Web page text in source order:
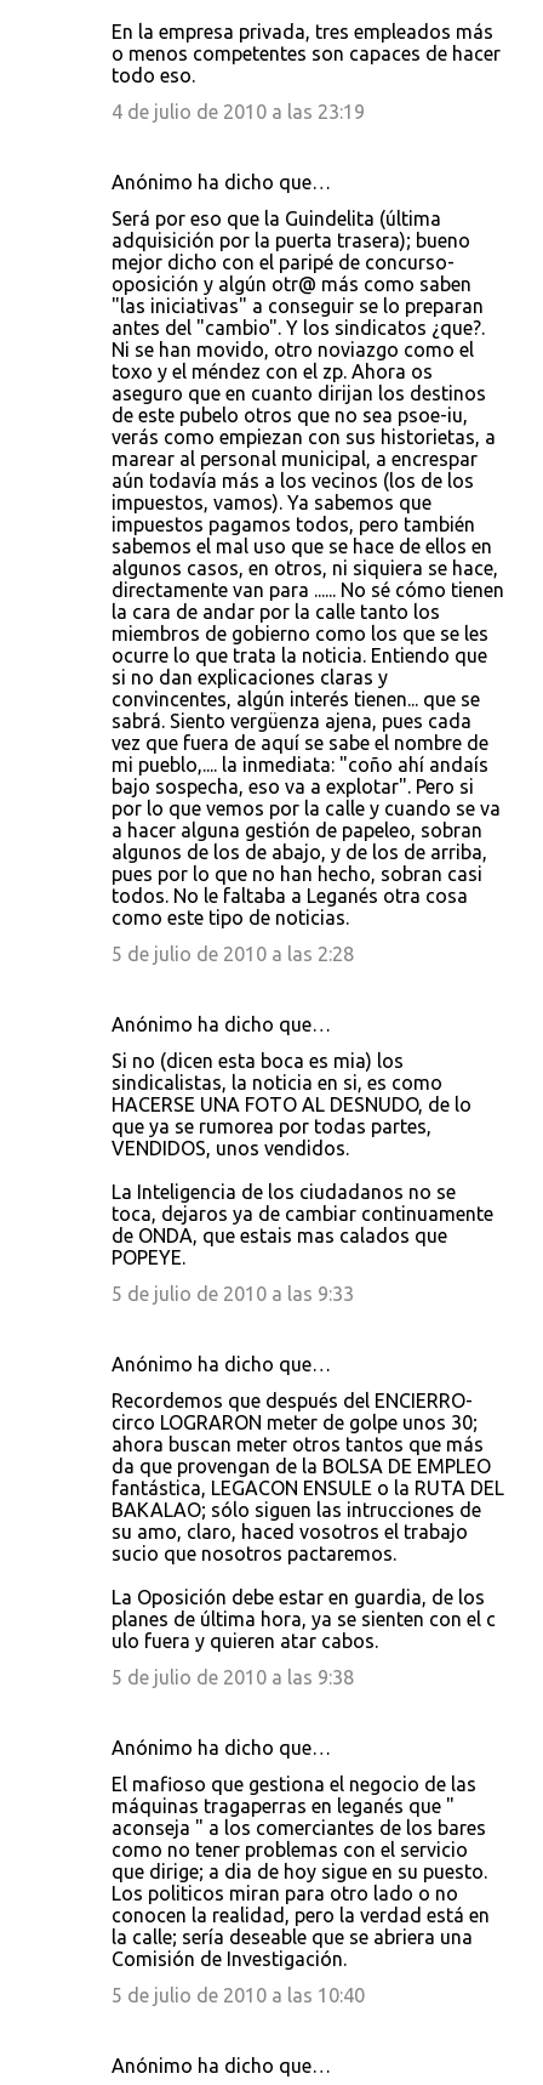
En la empresa privada, tres empleados más
o menos competentes son capaces de hacer
todo eso.
4 de julio de 2010 a las 23:19
Anónimo ha dicho que…
Será por eso que la Guindelita (última
adquisición por la puerta trasera); bueno
mejor dicho con el paripé de concurso-
oposición y algún otr@ más como saben
"las iniciativas" a conseguir se lo preparan
antes del "cambio". Y los sindicatos ¿que?.
Ni se han movido, otro noviazgo como el
toxo y el méndez con el zp. Ahora os
aseguro que en cuanto dirijan los destinos
de este pubelo otros que no sea psoe-iu,
verás como empiezan con sus historietas, a
marear al personal municipal, a encrespar
aún todavía más a los vecinos (los de los
impuestos, vamos). Ya sabemos que
impuestos pagamos todos, pero también
sabemos el mal uso que se hace de ellos en
algunos casos, en otros, ni siquiera se hace,
directamente van para ...... No sé cómo tienen
la cara de andar por la calle tanto los
miembros de gobierno como los que se les
ocurre lo que trata la noticia. Entiendo que
si no dan explicaciones claras y
convincentes, algún interés tienen... que se
sabrá. Siento vergüenza ajena, pues cada
vez que fuera de aquí se sabe el nombre de
mi pueblo,.... la inmediata: "coño ahí andaís
bajo sospecha, eso va a explotar". Pero si
por lo que vemos por la calle y cuando se va
a hacer alguna gestión de papeleo, sobran
algunos de los de abajo, y de los de arriba,
pues por lo que no han hecho, sobran casi
todos. No le faltaba a Leganés otra cosa
como este tipo de noticias.
5 de julio de 2010 a las 2:28
Anónimo ha dicho que…
Si no (dicen esta boca es mia) los
sindicalistas, la noticia en si, es como
HACERSE UNA FOTO AL DESNUDO, de lo
que ya se rumorea por todas partes,
VENDIDOS, unos vendidos.
La Inteligencia de los ciudadanos no se
toca, dejaros ya de cambiar continuamente
de ONDA, que estais mas calados que
POPEYE.
5 de julio de 2010 a las 9:33
Anónimo ha dicho que…
Recordemos que después del ENCIERRO-
circo LOGRARON meter de golpe unos 30;
ahora buscan meter otros tantos que más
da que provengan de la BOLSA DE EMPLEO
fantástica, LEGACON ENSULE o la RUTA DEL
BAKALAO; sólo siguen las intrucciones de
su amo, claro, haced vosotros el trabajo
sucio que nosotros pactaremos.
La Oposición debe estar en guardia, de los
planes de última hora, ya se sienten con el c
ulo fuera y quieren atar cabos.
5 de julio de 2010 a las 9:38
Anónimo ha dicho que…
El mafioso que gestiona el negocio de las
máquinas tragaperras en leganés que "
aconseja " a los comerciantes de los bares
como no tener problemas con el servicio
que dirige; a dia de hoy sigue en su puesto.
Los politicos miran para otro lado o no
conocen la realidad, pero la verdad está en
la calle; sería deseable que se abriera una
Comisión de Investigación.
5 de julio de 2010 a las 10:40
Anónimo ha dicho que…